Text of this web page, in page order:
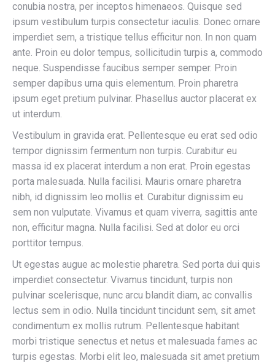
conubia nostra, per inceptos himenaeos. Quisque sed
ipsum vestibulum turpis consectetur iaculis. Donec ornare
imperdiet sem, a tristique tellus efficitur non. In non quam
ante. Proin eu dolor tempus, sollicitudin turpis a, commodo
neque. Suspendisse faucibus semper semper. Proin
semper dapibus urna quis elementum. Proin pharetra
ipsum eget pretium pulvinar. Phasellus auctor placerat ex
ut interdum.
Vestibulum in gravida erat. Pellentesque eu erat sed odio
tempor dignissim fermentum non turpis. Curabitur eu
massa id ex placerat interdum a non erat. Proin egestas
porta malesuada. Nulla facilisi. Mauris ornare pharetra
nibh, id dignissim leo mollis et. Curabitur dignissim eu
sem non vulputate. Vivamus et quam viverra, sagittis ante
non, efficitur magna. Nulla facilisi. Sed at dolor eu orci
porttitor tempus.
Ut egestas augue ac molestie pharetra. Sed porta dui quis
imperdiet consectetur. Vivamus tincidunt, turpis non
pulvinar scelerisque, nunc arcu blandit diam, ac convallis
lectus sem in odio. Nulla tincidunt tincidunt sem, sit amet
condimentum ex mollis rutrum. Pellentesque habitant
morbi tristique senectus et netus et malesuada fames ac
turpis egestas. Morbi elit leo, malesuada sit amet pretium